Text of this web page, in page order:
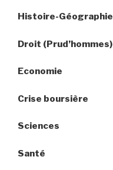
Histoire-Géographie
Droit (Prud’hommes)
Economie
Crise boursière
Sciences
Santé